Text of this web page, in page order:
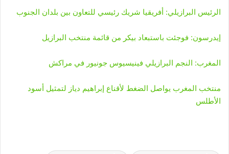
الرئيس البرازيلي: أفريقيا شريك رئيسي للتعاون بين بلدان الجنوب
إيدرسون: فوجئت باستبعاد بيكر من قائمة منتخب البرازيل
المغرب: النجم البرازيلي فينيسيوس جونيور في مراكش
منتخب المغرب يواصل الضغط لأقناع إبراهيم دياز لتمثيل أسود
الأطلس